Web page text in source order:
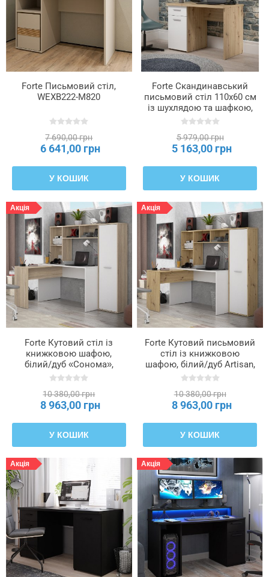
Forte Письмовий стіл,
WEXB222-M820
7 690,00 грн
6 641,00 грн
У КОШИК
Forte Скандинавський
письмовий стіл 110x60 см
із шухлядою та шафкою,
WNB935-C804
5 979,00 грн
5 163,00 грн
У КОШИК
Акція
Forte Кутовий стіл із
книжковою шафою,
білий/дуб «Сонома»,
ERBB541-T29
10 380,00 грн
8 963,00 грн
У КОШИК
Акція
Forte Кутовий письмовий
стіл із книжковою
шафою, білий/дуб Artisan,
ERBB541-C979
10 380,00 грн
8 963,00 грн
У КОШИК
Акція Акція